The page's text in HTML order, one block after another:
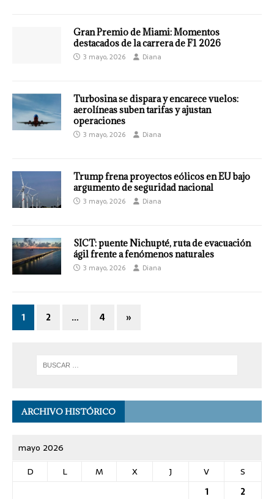
Gran Premio de Miami: Momentos
destacados de la carrera de F1 2026
3 mayo, 2026 Diana
Turbosina se dispara y encarece vuelos:
aerolíneas suben tarifas y ajustan
operaciones
3 mayo, 2026 Diana
Trump frena proyectos eólicos en EU bajo
argumento de seguridad nacional
3 mayo, 2026 Diana
SICT: puente Nichupté, ruta de evacuación
ágil frente a fenómenos naturales
3 mayo, 2026 Diana
1 2 … 4 »
ARCHIVO HISTÓRICO
mayo 2026
D
L M X J V
S
1
2